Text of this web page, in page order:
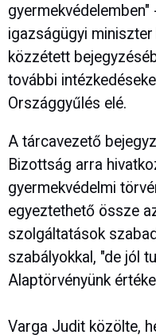
igazságügyi
közzétett
további
Országgyűlés elé.
A tárcavezető
Bizottság arra
gyermekvédelmi
egyeztethető össze
szolgáltatások
szabályokkal, "de jól
Alaptörvényünk
Varga Judit közölte,